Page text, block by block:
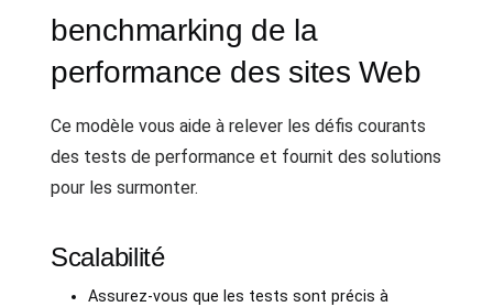
benchmarking de la
performance des sites Web
Ce modèle vous aide à relever les défis courants
des tests de performance et fournit des solutions
pour les surmonter.
Scalabilité
Assurez-vous que les tests sont précis à